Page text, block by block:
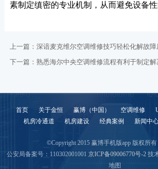
素制定缜密的专业机制，从而避免设备性
上一篇： 深谙麦克维尔空调维修技巧轻松化解故障
下一篇： 熟悉海尔中央空调维修流程有利于制定解
首页 关于金恒 赢博（中国） 空调维修
机房冷通道
机房建设 经典案例 新闻中
©Copyright 2015 赢博手机版app 版权所
公安局备案号：110302001001 京ICP备09006770号-2 技
地图